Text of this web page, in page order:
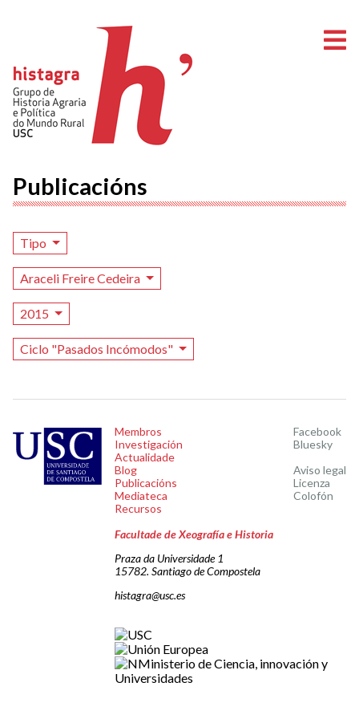
Publicacións
Tipo
Araceli Freire Cedeira
2015
Ciclo "Pasados Incómodos"
Membros
Investigación
Actualidade
Blog
Publicacións
Mediateca
Recursos
Facebook
Bluesky
Aviso legal
Licenza
Colofón
Facultade de Xeografía e Historia
Praza da Universidade 1
15782. Santiago de Compostela
histagra@usc.es